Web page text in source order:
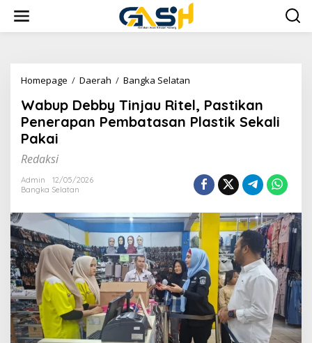
konten
Homepage / Daerah / Bangka Selatan
Tinjau
Ritel,
Pastikan
Sekali
Pakai
Wabup Debby Tinjau Ritel, Pastikan
Penerapan Pembatasan Plastik Sekali
Pakai
Redaksi
Admin
12/05/2026
Bangka Selatan